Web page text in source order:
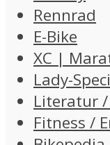
Rennrad
E-Bike
XC |
Lady-
Literatur
Fitness /